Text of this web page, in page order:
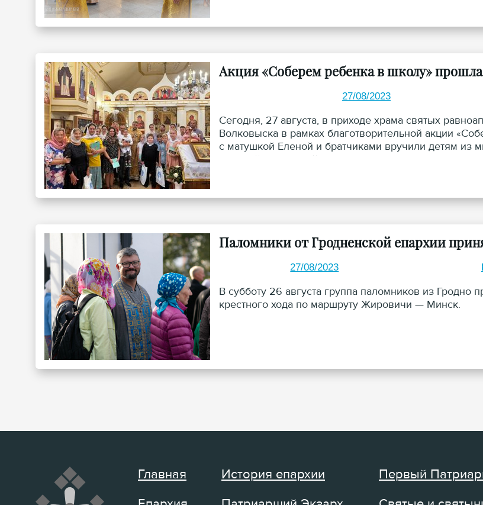
Акция «Соберем ребенка в школу»
27/08/2023
Сегодня, 27 августа, в приходе храма святых
Волковыска в рамках благотворительной акции
с матушкой Еленой и братчиками вручили детям из
Паломники от Гродненской епархии
27/08/2023
В субботу 26 августа группа паломников из Гродно
крестного хода по маршруту Жировичи — Минск.
Главная
История епархии
Первый